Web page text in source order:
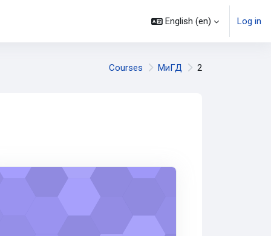
English ‎(en)‎ Log in
Courses МиГД 2
ОГР каз